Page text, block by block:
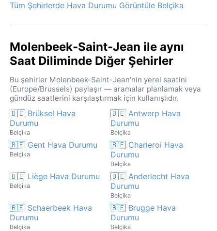
Tüm Şehirlerde Hava Durumu Görüntüle Belçika
Molenbeek-Saint-Jean ile aynı
Saat Diliminde Diğer Şehirler
Bu şehirler Molenbeek-Saint-Jean'nin yerel saatini
(Europe/Brussels) paylaşır — aramalar planlamak veya
gündüz saatlerini karşılaştırmak için kullanışlıdır.
🇧🇪 Brüksel Hava
Durumu
Belçika
🇧🇪 Antwerp Hava
Durumu
Belçika
🇧🇪 Gent Hava Durumu
Belçika
🇧🇪 Charleroi Hava
Durumu
Belçika
🇧🇪 Liège Hava Durumu
Belçika
🇧🇪 Anderlecht Hava
Durumu
Belçika
🇧🇪 Schaerbeek Hava
Durumu
Belçika
🇧🇪 Brugge Hava
Durumu
Belçika